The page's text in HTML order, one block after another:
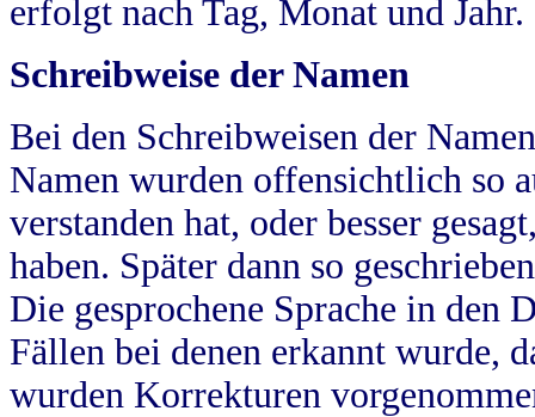
erfolgt nach Tag, Monat und Jahr.
Schreibweise der Namen
Bei den Schreibweisen der
Namen wurden offensichtlich so
verstanden hat, oder besser
haben. Später dann so
Die gesprochene Sprache in
Fällen bei denen erkannt wurde,
wurden Korrekturen